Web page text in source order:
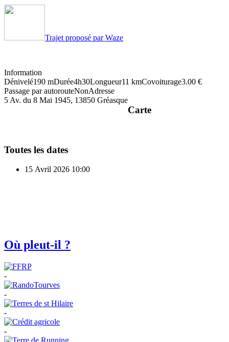
Trajet proposé par Waze
Information
Dénivelé190 mDurée4h30Longueur11 kmCovoiturage3.00 €
Passage par autorouteNonAdresse
5 Av. du 8 Mai 1945, 13850 Gréasque
Carte
Toutes les dates
15 Avril 2026 10:00
Où pleut-il ?
-
-
-
-